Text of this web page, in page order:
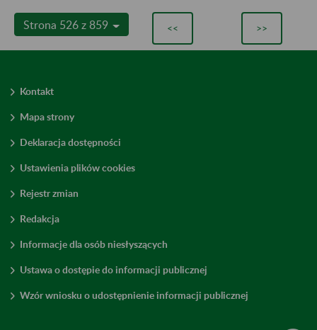
Strona 526 z 859 << >>
Kontakt
Mapa strony
Deklaracja dostępności
Ustawienia plików cookies
Rejestr zmian
Redakcja
Informacje dla osób niesłyszących
Ustawa o dostępie do informacji publicznej
Wzór wniosku o udostępnienie informacji publicznej